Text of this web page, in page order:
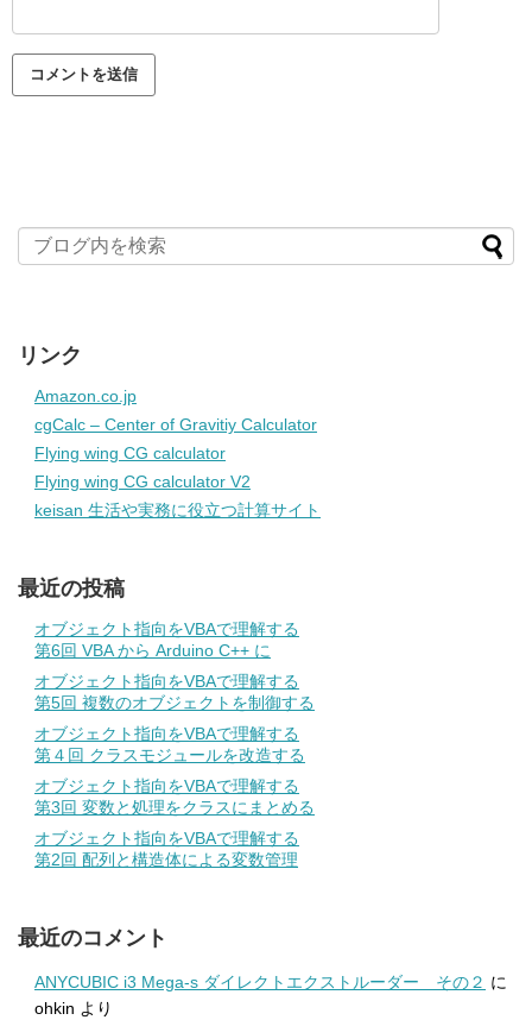
リンク
Amazon.co.jp
cgCalc – Center of Gravitiy Calculator
Flying wing CG calculator
Flying wing CG calculator V2
keisan 生活や実務に役立つ計算サイト
最近の投稿
オブジェクト指向をVBAで理解する
第6回 VBA から Arduino C++ に
オブジェクト指向をVBAで理解する
第5回 複数のオブジェクトを制御する
オブジェクト指向をVBAで理解する
第４回 クラスモジュールを改造する
オブジェクト指向をVBAで理解する
第3回 変数と処理をクラスにまとめる
オブジェクト指向をVBAで理解する
第2回 配列と構造体による変数管理
最近のコメント
ANYCUBIC i3 Mega-s ダイレクトエクストルーダー その２ に
ohkin より